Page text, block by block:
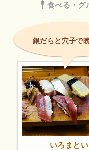
食べる・グ
銀だらと穴子で晩
いろまとい